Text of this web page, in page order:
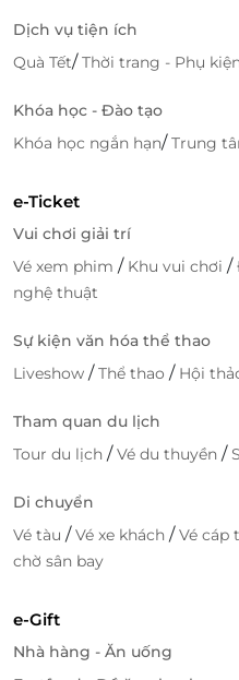
Vĩnh Phúc
Hòa Bình
Tiến, Hoà Bình
Lào Cai
Ngã 6, Plot 26, Khu 13, P.
Lạng Sơn
Đường Cầu Kì Lừa, P. Chi
Bắc Giang
kéo dài, xã Tân Tiến, Bắc
Phú Thọ
TTTM Big C Việt Trì,
Miếu, Việt Trì, Phú Thọ
Sơn La
Nam Định
Dịch vụ tiện ích
Quà Tết/Thời trang - Phụ
Khóa học - Đào tạo
Khóa học ngắn hạn/Trung
e-Ticket
Vui chơi giải trí
Vé xem phim / Khu vui chơi /
nghệ thuật
Sự kiện văn hóa thể thao
Liveshow /Thể thao / Hội
Tham quan du lịch
Tour du lịch /Vé du thuyền /
Di chuyển
Vé tàu /Vé xe khách /Vé cáp
chờ sân bay
e-Gift
Nhà hàng - Ăn uống